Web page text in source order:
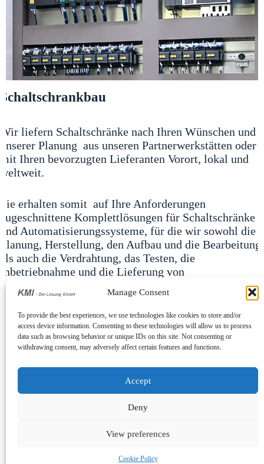
Manage Consent
To provide the best experiences, we use technologies like cookies to store and/or
access device information. Consenting to these technologies will allow us to process
data such as browsing behavior or unique IDs on this site. Not consenting or
withdrawing consent, may adversely affect certain features and functions.
Accept
Deny
View preferences
Cookie Policy
Schaltschrankbau
Wir liefern Schaltschränke nach Ihren Wünschen und
unserer Planung aus unseren Partnerwerkstätten oder
mit Ihren bevorzugten Lieferanten Vorort, lokal und
weltweit.
Sie erhalten somit auf Ihre Anforderungen
zugeschnittene Komplettlösungen für Schaltschränke
und Automatisierungssysteme, für die wir sowohl die
Planung, Herstellung, den Aufbau und die Bearbeitung
als auch die Verdrahtung, das Testen, die
Inbetriebnahme und die Lieferung von
Schaltschränken übernehmen.
Alles aus einer Hand, mit den Erfahrungen aus Ihrer
Industrie, zu Ihrem Vorteil und Nutzen.
Automate today, innovate tomorrow, excel forever.
Copyright © 2026 - KMI - Automation